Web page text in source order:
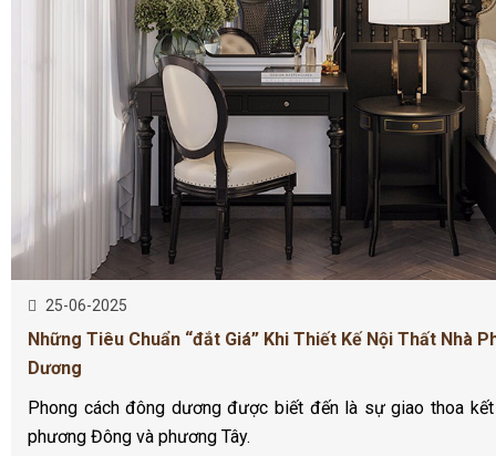
25-06-2025
Những Tiêu Chuẩn “đắt Giá” Khi Thiết Kế Nội Thất Nhà
Dương
Phong cách đông dương được biết đến là sự giao thoa
phương Đông và phương Tây.